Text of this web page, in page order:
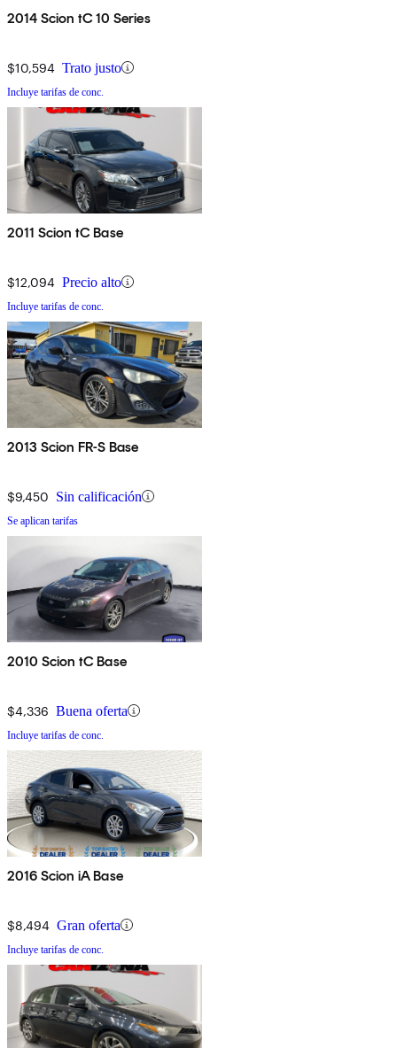
2014 Scion tC 10 Series
$10,594 Trato justo
Incluye tarifas de conc.
2011 Scion tC Base
$12,094 Precio alto
Incluye tarifas de conc.
2013 Scion FR-S Base
$9,450 Sin calificación
Se aplican tarifas
2010 Scion tC Base
$4,336 Buena oferta
Incluye tarifas de conc.
2016 Scion iA Base
$8,494 Gran oferta
Incluye tarifas de conc.